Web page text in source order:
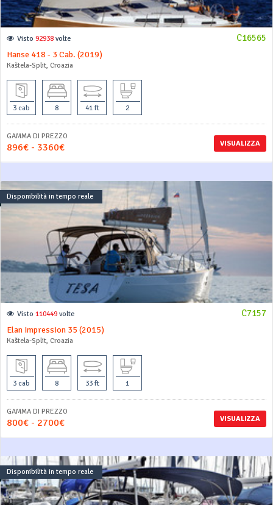
C16565
Visto 92938 volte
Hanse 418 - 3 Cab. (2019)
Kaštela-Split, Croazia
3 cab 8 41 ft 2
VISUALIZZA
GAMMA DI PREZZO
896€ - 3360€
Disponibilità in tempo reale
C7157
Visto 110449 volte
Elan Impression 35 (2015)
Kaštela-Split, Croazia
3 cab 8 33 ft 1
VISUALIZZA
GAMMA DI PREZZO
800€ - 2700€
Disponibilità in tempo reale